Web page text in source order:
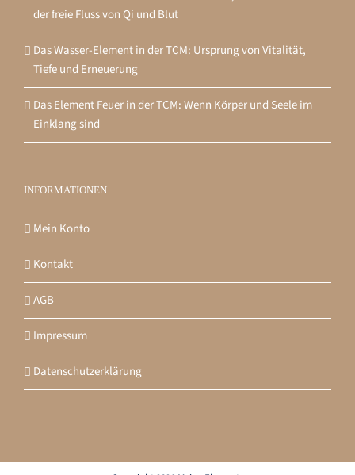
der freie Fluss von Qi und Blut
Das Wasser-Element in der TCM: Ursprung von Vitalität,
Tiefe und Erneuerung
Das Element Feuer in der TCM: Wenn Körper und Seele im
Einklang sind
INFORMATIONEN
Mein Konto
Kontakt
AGB
Impressum
Datenschutzerklärung